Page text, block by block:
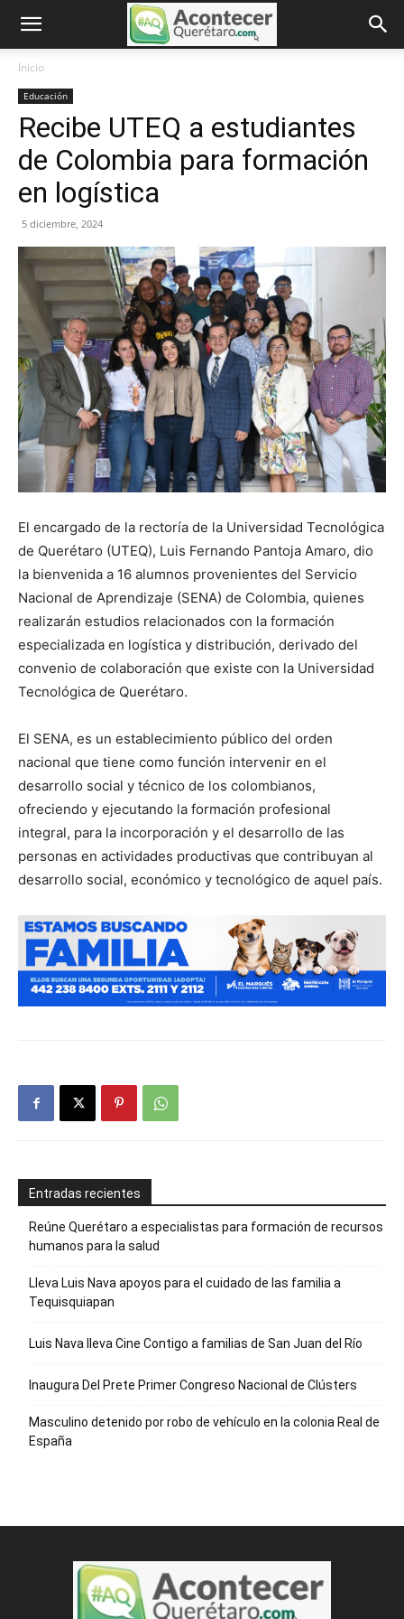
Inicio
Educación
Recibe UTEQ a estudiantes
de Colombia para formación
en logística
5 diciembre, 2024
El encargado de la rectoría de la Universidad Tecnológica
de Querétaro (UTEQ), Luis Fernando Pantoja Amaro, dio
la bienvenida a 16 alumnos provenientes del Servicio
Nacional de Aprendizaje (SENA) de Colombia, quienes
realizarán estudios relacionados con la formación
especializada en logística y distribución, derivado del
convenio de colaboración que existe con la Universidad
Tecnológica de Querétaro.
El SENA, es un establecimiento público del orden
nacional que tiene como función intervenir en el
desarrollo social y técnico de los colombianos,
ofreciendo y ejecutando la formación profesional
integral, para la incorporación y el desarrollo de las
personas en actividades productivas que contribuyan al
desarrollo social, económico y tecnológico de aquel país.
Entradas recientes
Reúne Querétaro a especialistas para formación de recursos
humanos para la salud
Lleva Luis Nava apoyos para el cuidado de las familia a
Tequisquiapan
Luis Nava lleva Cine Contigo a familias de San Juan del Río
Inaugura Del Prete Primer Congreso Nacional de Clústers
Masculino detenido por robo de vehículo en la colonia Real de
España